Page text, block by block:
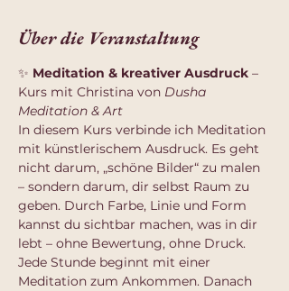
Über die Veranstaltung
✨ Meditation & kreativer Ausdruck –
Kurs mit Christina von Dusha
Meditation & Art
In diesem Kurs verbinde ich Meditation
mit künstlerischem Ausdruck. Es geht
nicht darum, „schöne Bilder“ zu malen
– sondern darum, dir selbst Raum zu
geben. Durch Farbe, Linie und Form
kannst du sichtbar machen, was in dir
lebt – ohne Bewertung, ohne Druck.
Jede Stunde beginnt mit einer
Meditation zum Ankommen. Danach